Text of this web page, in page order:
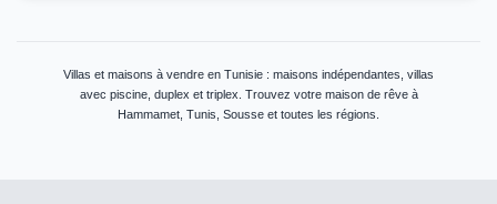
Villas et maisons à vendre en Tunisie : maisons indépendantes, villas
avec piscine, duplex et triplex. Trouvez votre maison de rêve à
Hammamet, Tunis, Sousse et toutes les régions.